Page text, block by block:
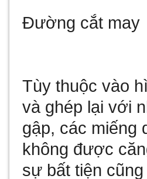
Đường cắt may
Tùy thuộc vào
và ghép lại với
gập, các miếng
không được
sự bất tiện